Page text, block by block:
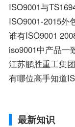
ISO9001与
ISO9001-2015外
iso9001中产品一
最新知识